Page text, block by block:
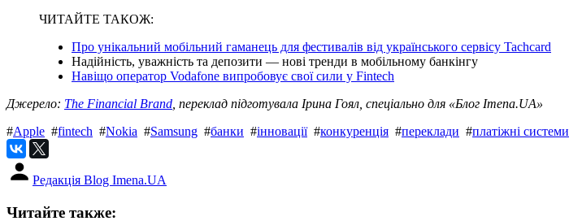
ЧИТАЙТЕ ТАКОЖ:
Про унікальний мобільний гаманець для фестивалів від українського сервісу Tachcard
Надійність, уважність та депозити — нові тренди в мобільному банкінгу
Навіщо оператор Vodafone випробовує свої сили у Fintech
Джерело: The Financial Brand , переклад підготувала Ірина Гоял, спеціально для «Блог Imena.UA»
#Apple #fintech #Nokia #Samsung #банки #інновації#конкуренція #переклади #платіжні системи
Редакція Blog Imena.UA
Читайте также: